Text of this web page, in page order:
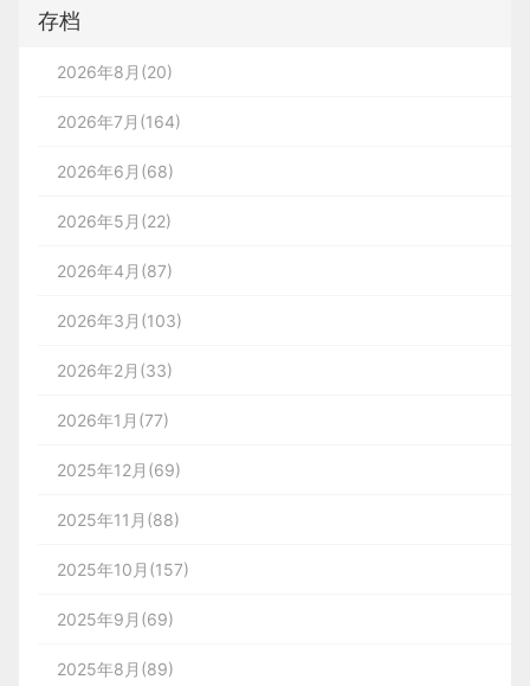
存档
2026年8月(20)
2026年7月(164)
2026年6月(68)
2026年5月(22)
2026年4月(87)
2026年3月(103)
2026年2月(33)
2026年1月(77)
2025年12月(69)
2025年11月(88)
2025年10月(157)
2025年9月(69)
2025年8月(89)